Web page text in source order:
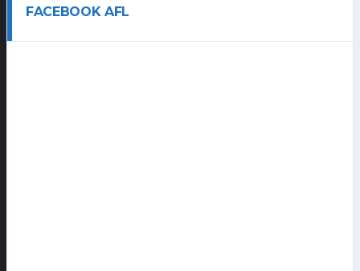
FACEBOOK AFL